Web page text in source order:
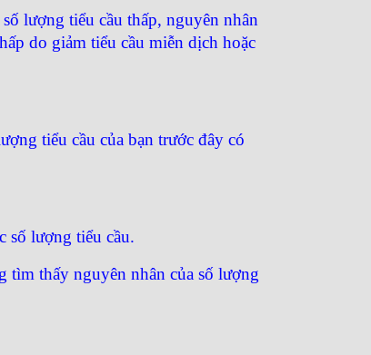
lượng tiểu cầu thấp, nguyên nhân
do giảm tiểu cầu miễn dịch hoặc
tiểu cầu của bạn trước đây có
số lượng tiểu cầu.
tìm thấy nguyên nhân của số lượng